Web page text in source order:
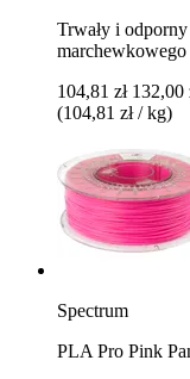
Trwały i
marchewkowego
104,81 zł 132,00
(104,81 zł / kg)
Spectrum
PLA Pro Pink